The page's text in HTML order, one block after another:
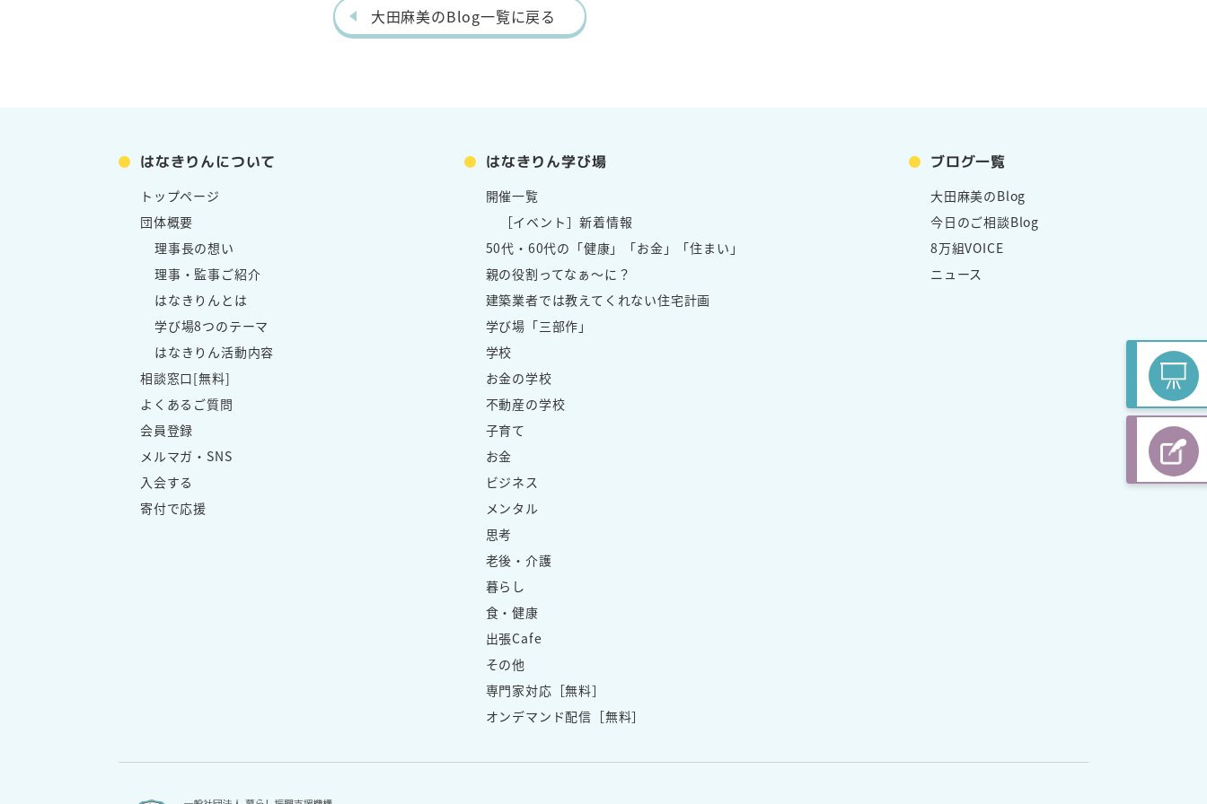
大田麻美のBlog一覧に戻る
はなきりんについて
トップページ
団体概要
理事長の想い
理事・監事ご紹介
はなきりんとは
学び場8つのテーマ
はなきりん活動内容
相談窓口[無料]
よくあるご質問
会員登録
メルマガ・SNS
入会する
寄付で応援
はなきりん学び場
開催一覧
［イベント］新着情報
50代・60代の「健康」「お金」「住まい」
親の役割ってなぁ～に？
建築業者では教えてくれない住宅計画
学び場「三部作」
学校
お金の学校
不動産の学校
子育て
お金
ビジネス
メンタル
思考
老後・介護
暮らし
食・健康
出張Cafe
その他
専門家対応［無料］
オンデマンド配信［無料］
ブログ一覧
大田麻美のBlog
今日のご相談Blog
8万組VOICE
ニュース